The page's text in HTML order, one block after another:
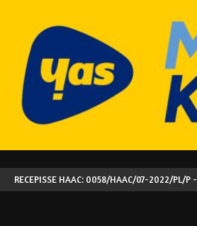
RECEPISSE HAAC: 0058/HAAC/07-2022/PL/P -